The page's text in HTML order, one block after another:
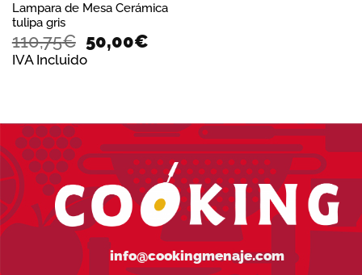
Lampara de Mesa Cerámica
tulipa gris
110,75€ El
precio
50,00€
IVA Incluido
info@cookingmenaje.com